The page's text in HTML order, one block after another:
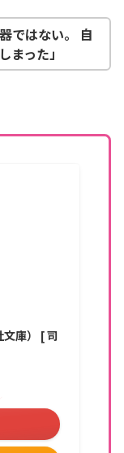
ではない。
自
まった」
庫） [ 司